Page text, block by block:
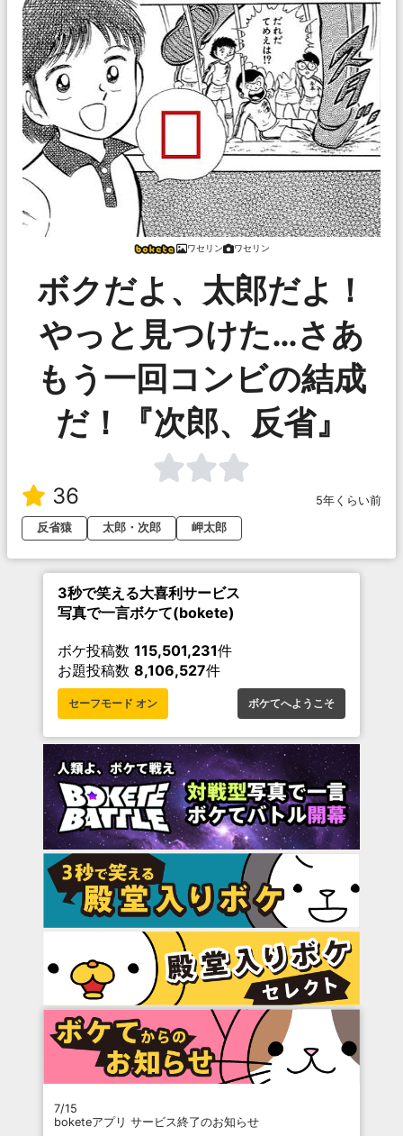
ワセリン ワセリン
ボクだよ、太郎だよ！
やっと見つけた…さあ
もう一回コンビの結成
だ！『次郎、反省』
36
5年くらい前
反省猿
太郎・次郎 岬太郎
3秒で笑える大喜利サービス
写真で一言ボケて(bokete)
ボケ投稿数 115,501,231件
お題投稿数 8,106,527件
セーフモード オン ボケてへようこそ
7/15
boketeアプリ サービス終了のお知らせ